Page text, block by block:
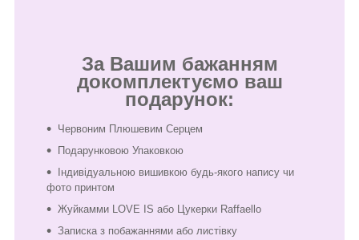
За Вашим бажанням
докомплектуємо ваш
подарунок:
Червоним Плюшевим Серцем
Подарунковою Упаковкою
Індивідуальною вишивкою будь-якого напису чи
фото принтом
Жуйкамми LOVE IS або Цукерки Raffaello
Записка з побажаннями або листівку